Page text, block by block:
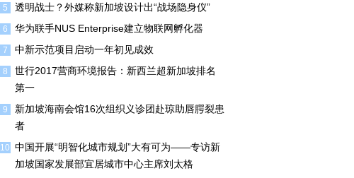
5 透明战士？外媒称新加坡设计出“战场隐身仪”
6 华为联手NUS Enterprise建立物联网孵化器
7 中新示范项目启动一年初见成效
8
世行2017营商环境报告：新西兰超新加坡排名
第一
9
新加坡海南会馆16次组织义诊团赴琼助唇腭裂患
者
10 中国开展“明智化城市规划”大有可为——专访新
加坡国家发展部宜居城市中心主席刘太格